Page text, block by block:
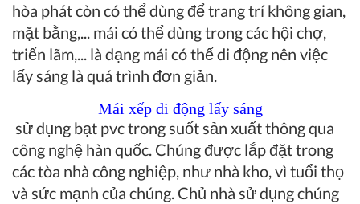
hòa phát còn có thể dùng để trang trí không gian,
mặt bằng,... mái có thể dùng trong các hội chợ,
triển lãm,... là dạng mái có thể di động nên việc
lấy sáng là quá trình đơn giản.
Mái xếp di động lấy sáng
sử dụng bạt pvc trong suốt sản xuất thông qua
công nghệ hàn quốc. Chúng được lắp đặt trong
các tòa nhà công nghiệp, như nhà kho, vì tuổi thọ
và sức mạnh của chúng. Chủ nhà sử dụng chúng